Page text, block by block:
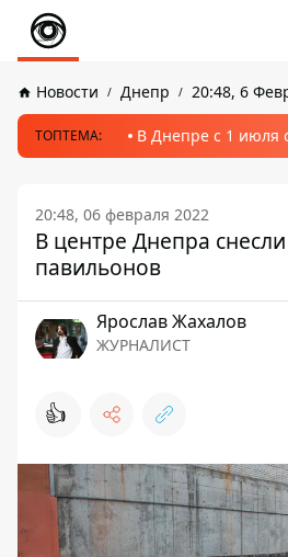
Новости Днепр 20:48, 6
ТОПТЕМА: В Днепре с 1 июля
20:48, 06 февраля 2022
В центре Днепра
павильонов
Ярослав Жахалов
ЖУРНАЛИСТ
👍